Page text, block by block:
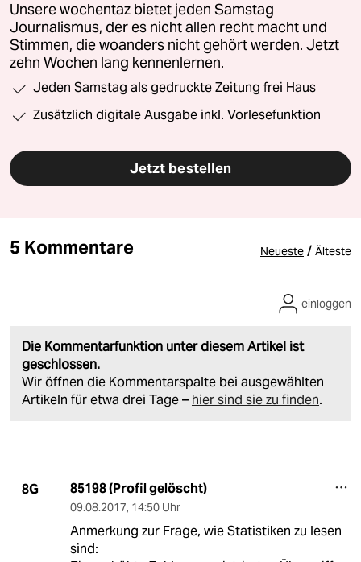
Unsere wochentaz bietet jeden Samstag
Journalismus, der es nicht allen recht macht und
Stimmen, die woanders nicht gehört werden. Jetzt
zehn Wochen lang kennenlernen.
Jeden Samstag als gedruckte Zeitung frei Haus
Zusätzlich digitale Ausgabe inkl. Vorlesefunktion
Jetzt bestellen
5 Kommentare Neueste / Älteste
Die Kommentarfunktion unter diesem Artikel ist
geschlossen.
Wir öffnen die Kommentarspalte bei ausgewählten
Artikeln für etwa drei Tage – hier sind sie zu finden.
einloggen
8G 85198 (Profil gelöscht)
09.08.2017, 14:50 Uhr
Anmerkung zur Frage, wie Statistiken zu lesen
sind: